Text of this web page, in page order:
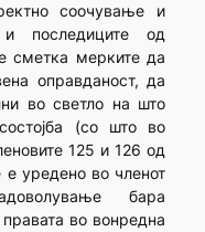
соочување и
последиците од
сметка мерките да
оправданост, да
во светло на што
(со што во
125 и 126 од
е уредено во членот
бара
во вонредна